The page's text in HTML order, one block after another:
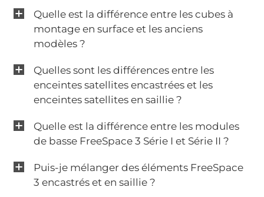
Quelle est la différence entre les cubes à
montage en surface et les anciens
modèles ?
Quelles sont les différences entre les
enceintes satellites encastrées et les
enceintes satellites en saillie ?
Quelle est la différence entre les modules
de basse FreeSpace 3 Série I et Série II ?
Puis-je mélanger des éléments FreeSpace
3 encastrés et en saillie ?